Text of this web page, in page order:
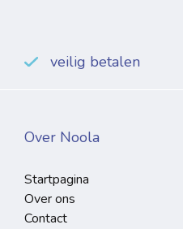
veilig betalen
Over Noola
Startpagina
Over ons
Contact